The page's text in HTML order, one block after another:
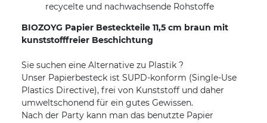
recycelte und nachwachsende Rohstoffe
BIOZOYG Papier Besteckteile 11,5 cm braun mit
kunststofffreier Beschichtung
Sie suchen eine Alternative zu Plastik ?
Unser Papierbesteck ist SUPD-konform (Single-Use
Plastics Directive), frei von Kunststoff und daher
umweltschonend für ein gutes Gewissen.
Nach der Party kann man das benutzte Papier